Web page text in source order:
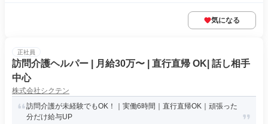
気になる
正社員
訪問介護ヘルパー | 月給30万〜 | 直行直帰 OK| 話し相手
中心
株式会社シクテン
訪問介護が未経験でもOK！｜実働6時間｜直行直帰OK｜頑張った
分だけ給与UP